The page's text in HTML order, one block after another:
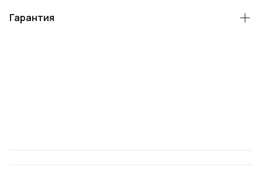
Гарантия